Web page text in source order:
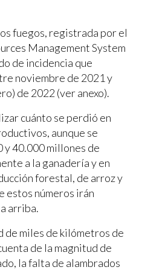
fuegos, registrada por el
Management System
de incidencia que
noviembre de 2021 y
de 2022 (ver anexo).
cuánto se perdió en
aunque se
y 40.000 millones de
a la ganadería y en
forestal, de arroz y
estos números irán
arriba.
de miles de kilómetros de
de la magnitud de
la falta de alambrados